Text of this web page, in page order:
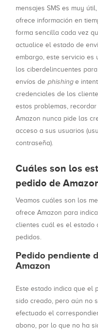
mensajes SMS es muy
ofrece información en
forma sencilla cada vez
actualice el estado de
embargo, este servicio es
los ciberdelincuentes
envíos de phishinge
credenciales de los
estos problemas,
Amazon nunca pide las
acceso a sus usuarios
contraseña).
Cuáles son los
pedido de
Veamos cuáles son los
ofrece Amazon para
clientes cuál es el estado
pedidos.
Pedido pendiente
Amazon
Este estado indica que el
sido creado, pero aún no
efectuado el
abono, por lo que no ha